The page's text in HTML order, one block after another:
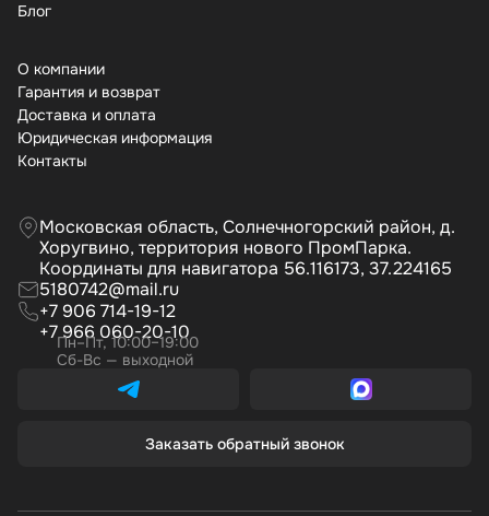
Бло
О компании
Гарантия и возврат
Доставка и оплата
Юридическая информация
Контакты
Московская область, Солнечногорский район, д.
Хоругвино, территория нового ПромПарка.
Координаты для навигатора 56.116173, 37.224165
5180742@mail.ru
+7 906 714-19-12
+7 966 060-20-10
Пн–Пт, 10:00–19:00
Сб-Вс — выходной
Заказать обратный звонок